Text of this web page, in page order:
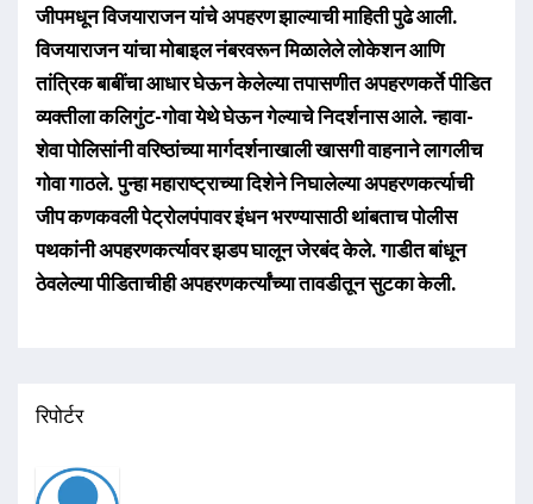
जीपमधून विजयाराजन यांचे अपहरण झाल्याची माहिती पुढे आली.
विजयाराजन यांचा मोबाइल नंबरवरून मिळालेले लोकेशन आणि
तांत्रिक बाबींचा आधार घेऊन केलेल्या तपासणीत अपहरणकर्ते पीडित
व्यक्तीला कलिगुंट-गोवा येथे घेऊन गेल्याचे निदर्शनास आले. न्हावा-
शेवा पोलिसांनी वरिष्ठांच्या मार्गदर्शनाखाली खासगी वाहनाने लागलीच
गोवा गाठले. पुन्हा महाराष्ट्राच्या दिशेने निघालेल्या अपहरणकर्त्याची
जीप कणकवली पेट्रोलपंपावर इंधन भरण्यासाठी थांबताच पोलीस
पथकांनी अपहरणकर्त्यावर झडप घालून जेरबंद केले. गाडीत बांधून
ठेवलेल्या पीडिताचीही अपहरणकर्त्यांच्या तावडीतून सुटका केली.
रिपोर्टर